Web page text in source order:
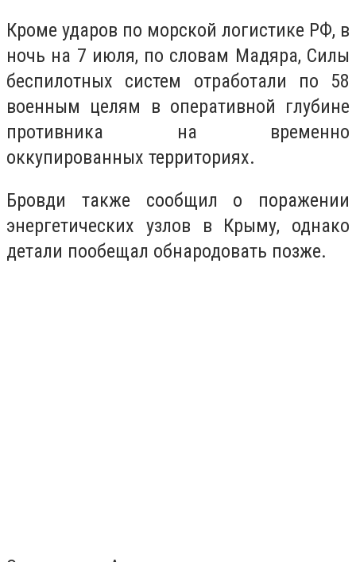
Кроме ударов по морской логистике РФ, в
ночь на 7 июля, по словам Мадяра, Силы
беспилотных систем отработали по 58
военным целям в оперативной глубине
противника на временно
оккупированных территориях.
Бровди также сообщил о поражении
энергетических узлов в Крыму, однако
детали пообещал обнародовать позже.